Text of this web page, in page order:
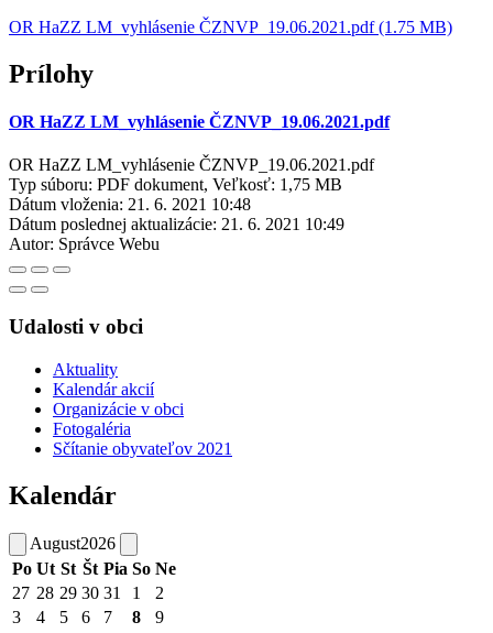
OR HaZZ LM_vyhlásenie ČZNVP_19.06.2021.pdf (1.75 MB)
Prílohy
OR HaZZ LM_vyhlásenie ČZNVP_19.06.2021.pdf
OR HaZZ LM_vyhlásenie ČZNVP_19.06.2021.pdf
Typ súboru: PDF dokument, Veľkosť: 1,75 MB
Dátum vloženia: 21. 6. 2021 10:48
Dátum poslednej aktualizácie: 21. 6. 2021 10:49
Autor: Správce Webu
Udalosti v obci
Aktuality
Kalendár akcií
Organizácie v obci
Fotogaléria
Sčítanie obyvateľov 2021
Kalendár
August2026
Po Ut St Št Pia So Ne
27 28 29 30 31 1
2
3
4 5 6 7 8
9